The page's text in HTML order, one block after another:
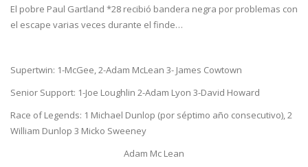
El pobre Paul Gartland *28 recibió bandera negra por problemas con
el escape varias veces durante el finde…
Supertwin: 1-McGee, 2-Adam McLean 3- James Cowtown
Senior Support: 1-Joe Loughlin 2-Adam Lyon 3-David Howard
Race of Legends: 1 Michael Dunlop (por séptimo año consecutivo), 2
William Dunlop 3 Micko Sweeney
Adam Mc Lean